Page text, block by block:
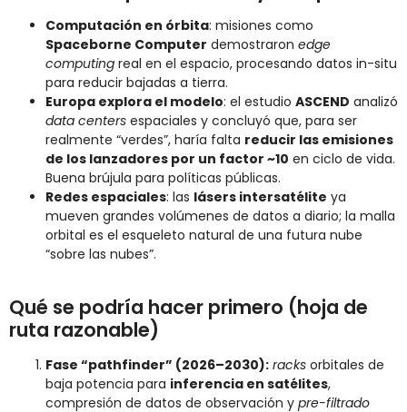
Computación en órbita: misiones como
Spaceborne Computer demostraron edge
computing real en el espacio, procesando datos in-situ
para reducir bajadas a tierra.
Europa explora el modelo: el estudio ASCEND analizó
data centers espaciales y concluyó que, para ser
realmente “verdes”, haría falta reducir las emisiones
de los lanzadores por un factor ~10 en ciclo de vida.
Buena brújula para políticas públicas.
Redes espaciales: las lásers intersatélite ya
mueven grandes volúmenes de datos a diario; la malla
orbital es el esqueleto natural de una futura nube
“sobre las nubes”.
Qué se podría hacer primero (hoja de
ruta razonable)
Fase “pathfinder” (2026–2030): racks orbitales de
baja potencia para inferencia en satélites,
compresión de datos de observación y pre-filtrado